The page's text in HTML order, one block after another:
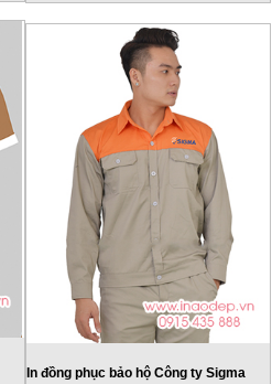
In đồng phục bảo hộ Công ty Sigma